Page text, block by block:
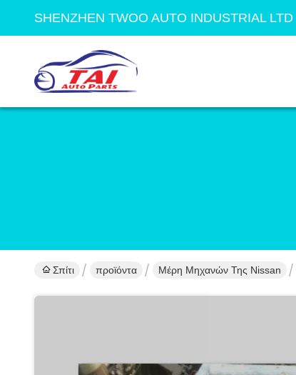
SHENZHEN TWOO AUTO INDUSTRIAL LTD
Σπίτι προϊόντα Μέρη Μηχανών Της Nissan